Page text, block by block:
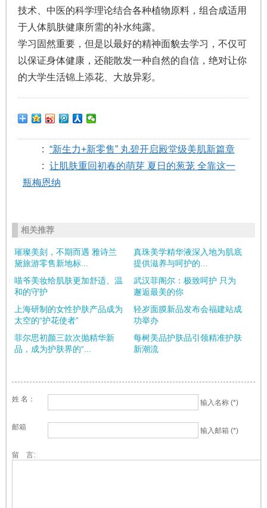
技术、中医的科学理论结合各种植物原料，组合成适用
于人体肌肤健康所需的补水纯露。
学习固然重要，但是以最好的精神面貌去学习，不仅可
以保证身体健康，还能散发一种自然的自信，绝对让你
的大学生活锦上添花、大放异彩。
: “新生力+新零售” 丸碧开启殿堂级美肌新篇章
: 让肌肤重回初春的萌芽 夏日的葱茏 全靠这一
瓶梅恩纳
相关推荐
璀璨美刻，不期而遇 雅诗兰
黛旅游零售新地标...
真珠美学精华液深入地为肌底
提供滋养与呵护的...
喵爷美妆给肌肤更加舒适、温
和的守护
武汉菲阁尔：极致呵护 只为
邂逅最美的你
上海研制的女性护肤产品成为
太空的“护花使者”
轻岁面膜新品发布会福建站成
功举办
菲尔思初颜三款次抛精华新
品，成为护肤界的“...
每树美品护肤品引领精准护肤
新潮流
姓 名： 输入名称 (*)
邮箱 输入邮箱 (*)
留 言: